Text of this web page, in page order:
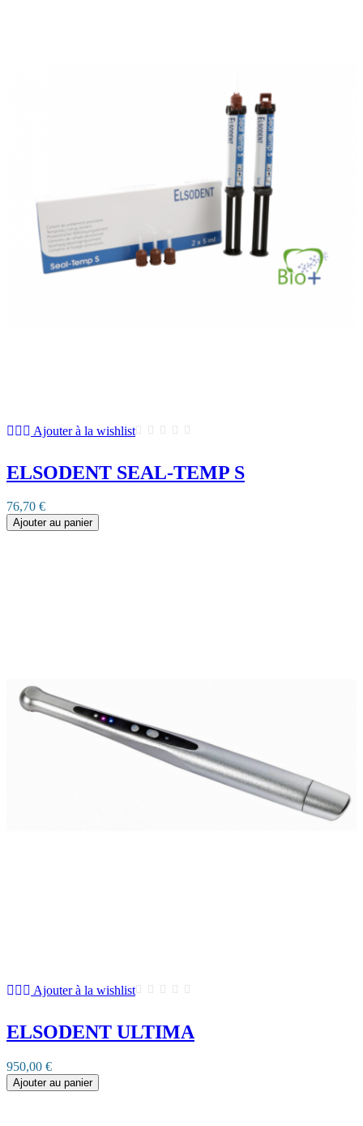
Ajouter à la wishlist
ELSODENT SEAL-TEMP S
76,70 €
Ajouter au panier
Ajouter à la wishlist
ELSODENT ULTIMA
950,00 €
Ajouter au panier